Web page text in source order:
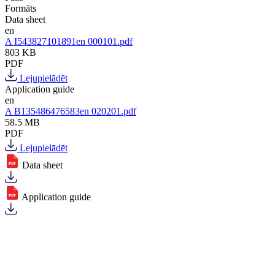
Formāts
Data sheet
en
A I543827101891en 000101.pdf
803 KB
PDF
Lejupielādēt
Application guide
en
A B135486476583en 020201.pdf
58.5 MB
PDF
Lejupielādēt
Data sheet
Application guide